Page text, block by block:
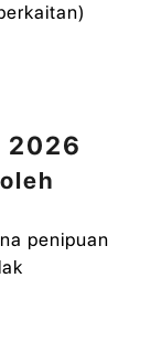
2026
penipuan